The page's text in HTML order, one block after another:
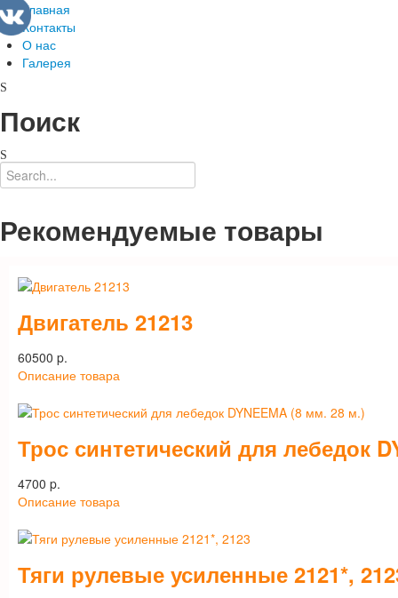
Главная
Контакты
О нас
Галерея
Поиск
Рекомендуемые товары
Двигатель 21213
60500 p.
Описание товара
Трос синтетический для лебедок
4700 p.
Описание товара
Тяги рулевые усиленные 2121*,